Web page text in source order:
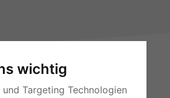
wichtig
Targeting Technologien